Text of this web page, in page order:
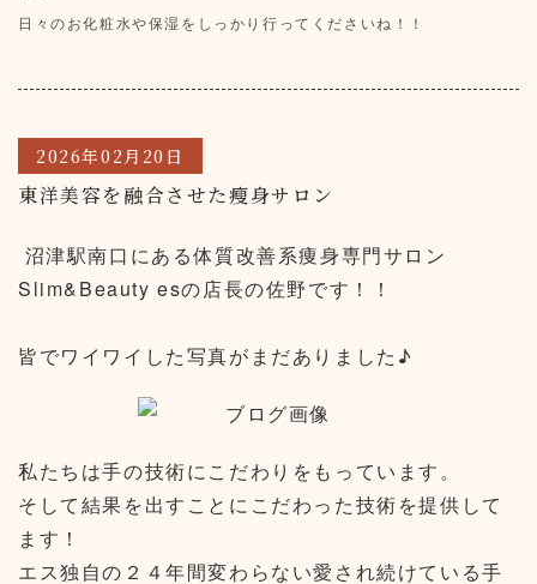
日々のお化粧水や保湿をしっかり行ってくださいね！！
2026年02月20日
東洋美容を融合させた瘦身サロン
沼津駅南口にある体質改善系痩身専門サロン
Slim&Beauty esの店長の佐野です！！
皆でワイワイした写真がまだありました♪
私たちは手の技術にこだわりをもっています。
そして結果を出すことにこだわった技術を提供して
ます！
エス独自の２４年間変わらない愛され続けている手